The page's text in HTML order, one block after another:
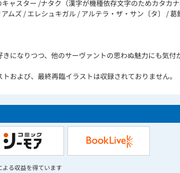
ャスター /ナタク（漢字が機種依存文字のためカタカ
ムズ / エレシュキガル / アルテラ・ザ・サン〔タ〕 /
になりつつ、他のサーヴァントの思わぬ魅力にも気付
および、最終再臨イラストは収録されておりません。
る収益を得ています